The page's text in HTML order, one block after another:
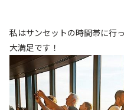
私はサンセットの時間帯に行
大満足です！